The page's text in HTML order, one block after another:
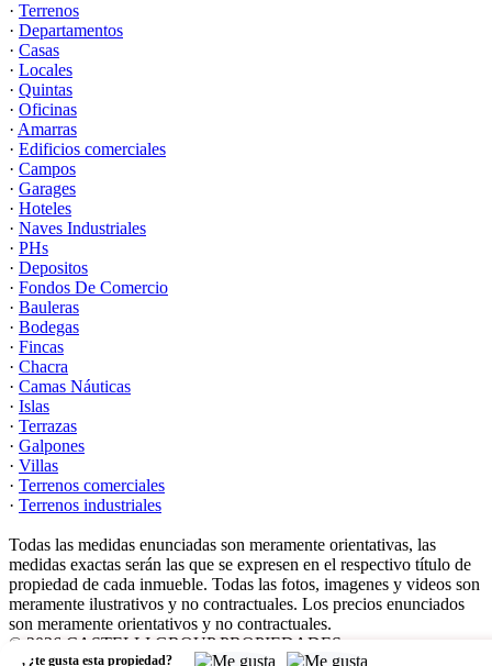
, ¿te gusta esta propiedad?
· Terrenos
· Departamentos
· Casas
· Locales
· Quintas
· Oficinas
· Amarras
· Edificios comerciales
· Campos
· Garages
· Hoteles
· Naves Industriales
· PHs
· Depositos
· Fondos De Comercio
· Bauleras
· Bodegas
· Fincas
· Chacra
· Camas Náuticas
· Islas
· Terrazas
· Galpones
· Villas
· Terrenos comerciales
· Terrenos industriales
Todas las medidas enunciadas son meramente orientativas, las
medidas exactas serán las que se expresen en el respectivo título de
propiedad de cada inmueble. Todas las fotos, imagenes y videos son
meramente ilustrativos y no contractuales. Los precios enunciados
son meramente orientativos y no contractuales.
© 2026 CASTELLI GROUP PROPIEDADES.